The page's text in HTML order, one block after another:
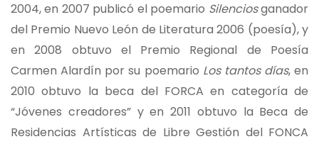
2004, en 2007 publicó el poemario Silenciosganador
del Premio Nuevo León de Literatura 2006 (poesía), y
en 2008 obtuvo el Premio Regional de Poesía
Carmen Alardín por su poemario Los tantos días, en
2010 obtuvo la beca del FORCA en categoría de
“Jóvenes creadores” y en 2011 obtuvo la Beca de
Residencias Artísticas de Libre Gestión del FONCA